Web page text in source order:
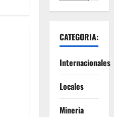
CATEGORIA:
Internacionales
Locales
Mineria